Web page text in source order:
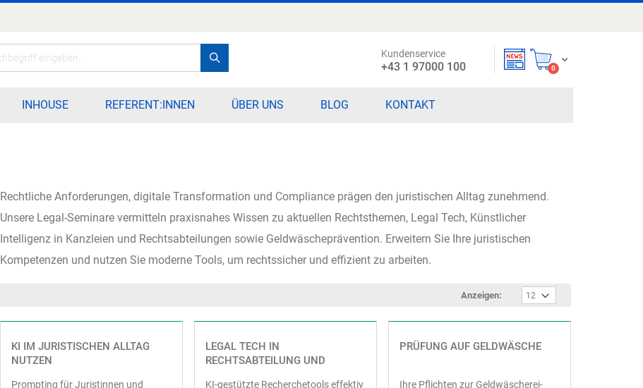
Mein Warenkorb
0items
Kundenservice
+43 1 97000 100
INHOUSE REFERENT:INNEN ÜBER UNS BLOG KONTAKT
Rechtliche Anforderungen, digitale Transformation und Compliance prägen den juristischen Alltag zunehmend.
Unsere Legal-Seminare vermitteln praxisnahes Wissen zu aktuellen Rechtsthemen, Legal Tech, Künstlicher
Intelligenz in Kanzleien und Rechtsabteilungen sowie Geldwäscheprävention. Erweitern Sie Ihre juristischen
Kompetenzen und nutzen Sie moderne Tools, um rechtssicher und effizient zu arbeiten.
Anzeigen:
KI IM JURISTISCHEN ALLTAG
NUTZEN
Prompting für Juristinnen und
LEGAL TECH IN
RECHTSABTEILUNG UND
KI-gestützte Recherchetools effektiv
PRÜFUNG AUF GELDWÄSCHE
Ihre Pflichten zur Geldwäscherei-